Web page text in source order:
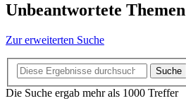
Unbeantwortete Themen
Zur erweiterten Suche
Suche
Die Suche ergab mehr als 1000 Treffer